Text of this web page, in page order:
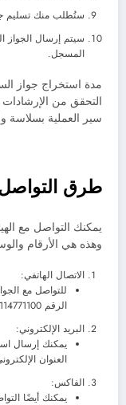
ستُطلب منك تسليم
سيتم إرسال الجواز
المسجل.
مدة استخراج جواز
التحقق من الإرشادات
سير العملية بسلاسة
طرق
يمكنك التواصل مع
وهذه هي الأرقام
الاتصال الهاتفي:
للتواصل مع
الرقم 00966114771100 أو الرقم 992-4057000-011.
البريد الإلكتروني:
يمكنك إرسال
العنوان
الفاكس:
يمكنك أيضًا التواصل